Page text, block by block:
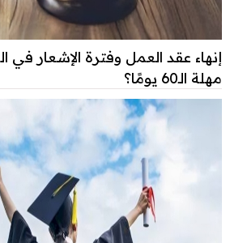
إنهاء عقد العمل وفترة الإشعار في
مهلة الـ60 يومًا؟